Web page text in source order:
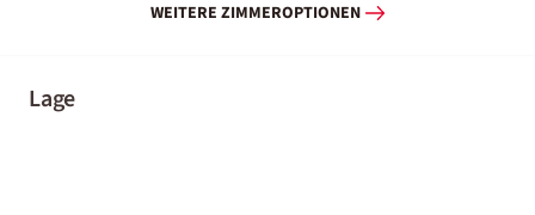
WEITERE ZIMMEROPTIONEN
Lage